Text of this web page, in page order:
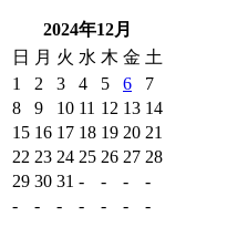
2024年12月
日
月 火 水 木 金 土
1
2 3 4 5 6
7
8
9 10 11 12 13 14
15 16 17 18 19 20 21
22 23 24 25 26 27 28
29 30 31 - - -
-
-
- - - - - -